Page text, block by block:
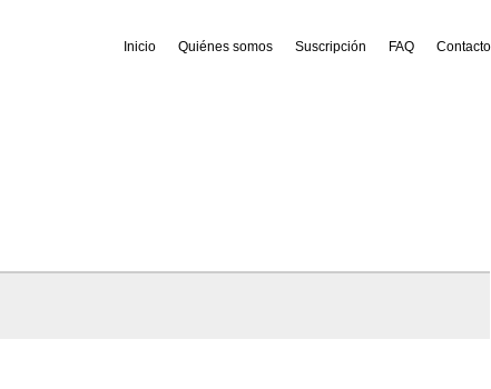
Inicio Quiénes somos Suscripción FAQ Contacto